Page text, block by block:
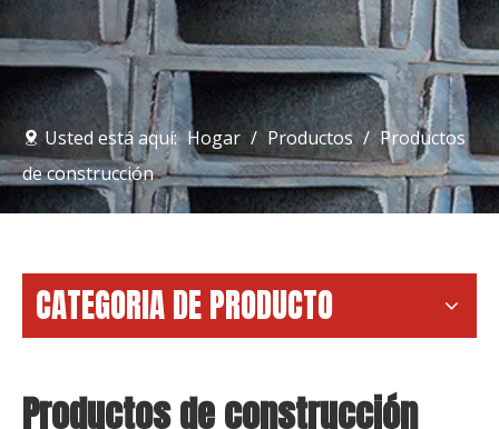
Usted está aquí: Hogar / Productos / Productos
de construcción
CATEGORIA DE PRODUCTO
Productos de construcción